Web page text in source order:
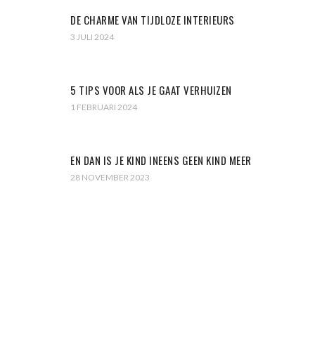
DE CHARME VAN TIJDLOZE INTERIEURS
3 JULI 2024
5 TIPS VOOR ALS JE GAAT VERHUIZEN
1 FEBRUARI 2024
EN DAN IS JE KIND INEENS GEEN KIND MEER
28 NOVEMBER 2023